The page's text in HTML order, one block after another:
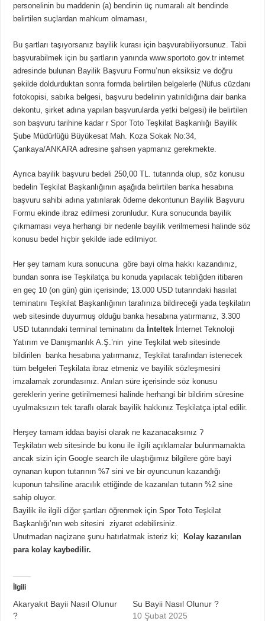
personelinin bu maddenin (a) bendinin üç numaralı alt bendinde
belirtilen suçlardan mahkum olmaması,
Bu şartları taşıyorsanız bayilik kurası için başvurabiliyorsunuz. Tabii
başvurabilmek için bu şartların yanında www.sportoto.gov.tr internet
adresinde bulunan Bayilik Başvuru Formu’nun eksiksiz ve doğru
şekilde doldurduktan sonra formda belirtilen belgelerle (Nüfus cüzdanı
fotokopisi, sabıka belgesi, başvuru bedelinin yatırıldığına dair banka
dekontu, şirket adına yapılan başvurularda yetki belgesi) ile belirtilen
son başvuru tarihine kadar r Spor Toto Teşkilat Başkanlığı Bayilik
Şube Müdürlüğü Büyükesat Mah. Koza Sokak No:34,
Çankaya/ANKARA adresine şahsen yapmanız gerekmekte.
Ayrıca bayilik başvuru bedeli 250,00 TL. tutarında olup, söz konusu
bedelin Teşkilat Başkanlığının aşağıda belirtilen banka hesabına
başvuru sahibi adına yatırılarak ödeme dekontunun Bayilik Başvuru
Formu ekinde ibraz edilmesi zorunludur. Kura sonucunda bayilik
çıkmaması veya herhangi bir nedenle bayilik verilmemesi halinde söz
konusu bedel hiçbir şekilde iade edilmiyor.
Her şey tamam kura sonucuna göre bayi olma hakkı kazandınız,
bundan sonra ise Teşkilatça bu konuda yapılacak tebliğden itibaren
en geç 10 (on gün) gün içerisinde; 13.000 USD tutarındaki hasılat
teminatını Teşkilat Başkanlığının tarafınıza bildireceği yada teşkilatın
web sitesinde duyurmuş olduğu banka hesabına yatırmanız, 3.300
USD tutarındaki terminal teminatını da İnteltek İnternet Teknoloji
Yatırım ve Danışmanlık A.Ş.’nin yine Teşkilat web sitesinde
bildirilen banka hesabına yatırmanız, Teşkilat tarafından istenecek
tüm belgeleri Teşkilata ibraz etmeniz ve bayilik sözleşmesini
imzalamak zorundasınız. Anılan süre içerisinde söz konusu
gereklerin yerine getirilmemesi halinde herhangi bir bildirim süresine
uyulmaksızın tek taraflı olarak bayilik hakkınız Teşkilatça iptal edilir.
Herşey tamam iddaa bayisi olarak ne kazanacaksınız ?
Teşkilatın web sitesinde bu konu ile ilgili açıklamalar bulunmamakta
ancak sizin için Google search ile ulaştığımız bilgilere göre bayi
oynanan kupon tutarının %7 sini ve bir oyuncunun kazandığı
kuponun tahsiline aracılık ettiğinde de kazanılan tutarın %2 sine
sahip oluyor.
Bayilik ile ilgili diğer şartları öğrenmek için Spor Toto Teşkilat
Başkanlığı’nın web sitesini ziyaret edebilirsiniz.
Unutmadan naçizane şunu hatırlatmak isteriz ki;
Kolay kazanılan
para kolay kaybedilir.
İlgili
Akaryakıt Bayii Nasıl Olunur
?
Su Bayii Nasıl Olunur ?
10 Şubat 2025